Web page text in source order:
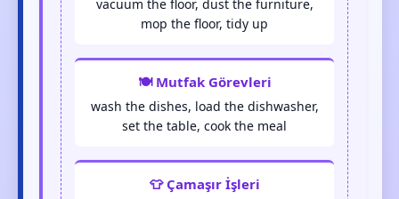
vacuum the floor, dust the furniture,
mop the floor, tidy up
🍽️ Mutfak Görevleri
wash the dishes, load the dishwasher,
set the table, cook the meal
👕 Çamaşır İşleri